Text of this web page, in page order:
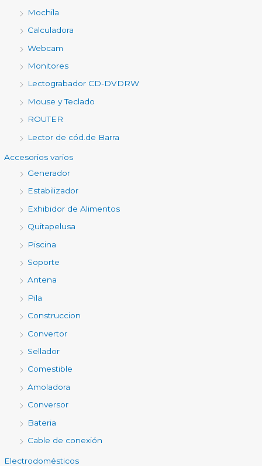
Mochila
Calculadora
Webcam
Monitores
Lectograbador CD-DVDRW
Mouse y Teclado
ROUTER
Lector de cód.de Barra
Accesorios varios
Generador
Estabilizador
Exhibidor de Alimentos
Quitapelusa
Piscina
Soporte
Antena
Pila
Construccion
Convertor
Sellador
Comestible
Amoladora
Conversor
Bateria
Cable de conexión
Electrodomésticos